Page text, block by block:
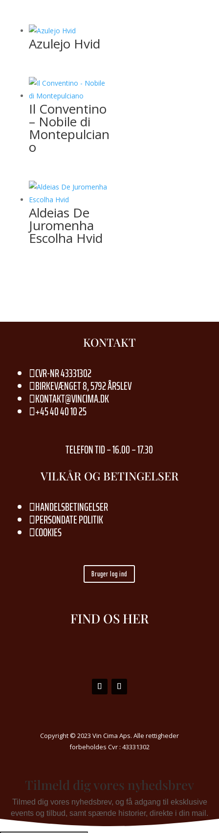
Azulejo Hvid
Il Conventino
– Nobile di
Montepulcian
o
Aldeias De
Juromenha
Escolha Hvid
KONTAKT
CVR-NR 43331302
BIRKEVÆNGET 8, 5792 ÅRSLEV
KONTAKT@VINCIMA.DK
+45 40 40 10 25
TELEFON TID – 16.00 – 17.30
VILKÅR OG BETINGELSER
HANDELSBETINGELSER
PERSONDATE POLITIK
COOKIES
Bruger log ind
FIND OS HER
Copyright © 2023 Vin Cima Aps. Alle rettigheder
forbeholdes Cvr : 43331302
Tilmeld dig vores nyhedsbrev
Tilmed dig vores nyhedsbrev, og få adgang til eksklusive
events og tilbud, samt spænde historier, direkte i din mail.